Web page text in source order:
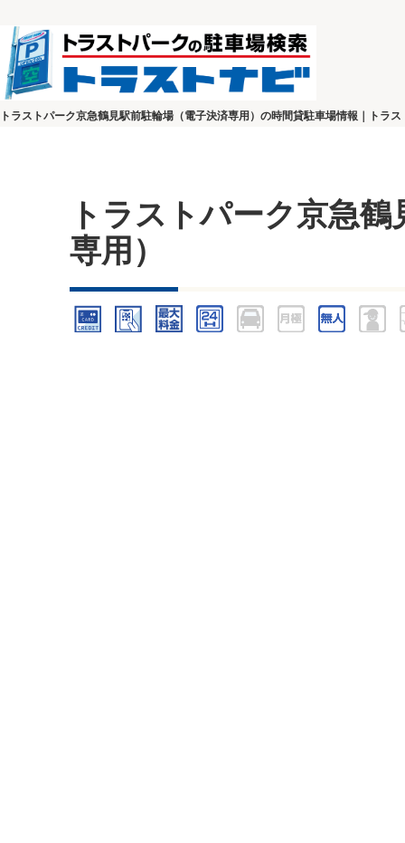
トラストパーク京急鶴見駅前駐輪場（電子決済専用）の時間貸駐車場情報｜トラ
トラストパーク京急
専用）